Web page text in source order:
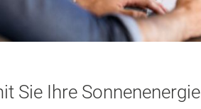
Sie Ihre Sonnenenergie